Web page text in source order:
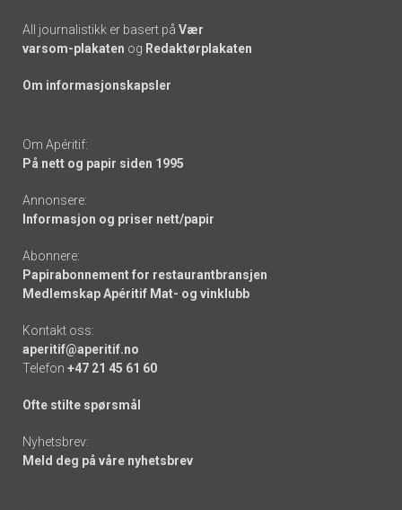
All journalistikk er basert på Vær
varsom-plakaten og Redaktørplakaten
Om informasjonskapsler
Om Apéritif:
På nett og papir siden 1995
Annonsere:
Informasjon og priser nett/papir
Abonnere:
Papirabonnement for restaurantbransjen
Medlemskap Apéritif Mat- og vinklubb
Kontakt oss:
aperitif@aperitif.no
Telefon +47 21 45 61 60
Ofte stilte spørsmål
Nyhetsbrev:
Meld deg på våre nyhetsbrev